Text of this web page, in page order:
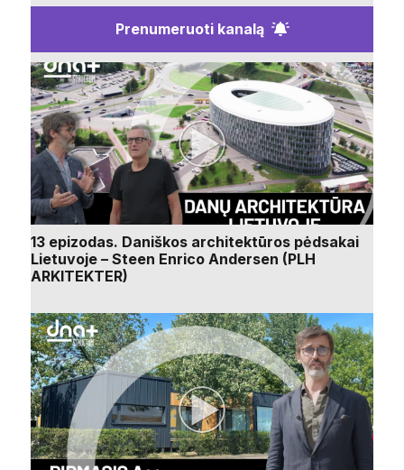
Prenumeruoti kanalą
13 epizodas. Daniškos architektūros pėdsakai
Lietuvoje – Steen Enrico Andersen (PLH
ARKITEKTER)